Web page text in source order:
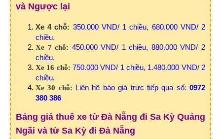
và Ngược lại
Xe 4 chỗ: 350.000 VND/ 1 chiều, 680.000 VND/ 2
chiều.
Xe 7 chỗ: 450.000 VND/ 1 chiều, 880.000 VND/ 2
chiều.
Xe 16 chỗ: 750.000 VND/ 1 chiều, 1.480.000 VND/ 2
chiều.
Xe 30 chỗ: Liên hệ báo giá trực tiếp qua số:0972
380 386
Bảng giá thuê xe từ Đà Nẵng đi Sa Kỳ Quảng
Ngãi và từ Sa Kỳ đi Đà Nẵng